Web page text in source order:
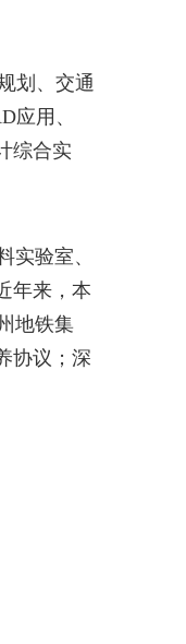
划、交通
应用 、
综合实
实验室、
年来 ， 本
地铁集
协议 ； 深